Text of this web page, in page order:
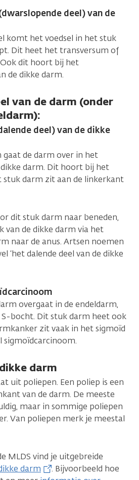
deel) van de
komt het voedsel in het stuk
Dit heet het transversum of
dit hoort bij het
de dikke darm.
van de darm (onder
deel) van de dikke
de darm over in het
dikke darm. Dit hoort bij het
stuk darm zit aan de linkerkant
dit stuk darm naar beneden,
van de dikke darm via het
naar de anus. Artsen noemen
‘het dalende deel van de dikke
overgaat in de endeldarm,
bocht. Dit stuk darm heet ook
zit vaak in het sigmoïd
sigmoïdcarcinoom.
darm
uit poliepen. Een poliep is een
van de darm. De meeste
maar in sommige poliepen
Van poliepen merk je meestal
MLDS vind je uitgebreide
darm
. Bijvoorbeeld hoe